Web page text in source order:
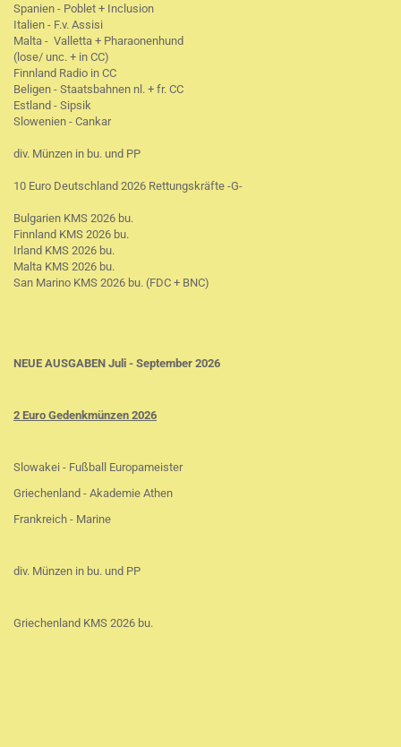
Spanien - Poblet + Inclusion
Italien - F.v. Assisi
Malta - Valletta + Pharaonenhund
(lose/ unc. + in CC)
Finnland Radio in CC
Beligen - Staatsbahnen nl. + fr. CC
Estland - Sipsik
Slowenien - Cankar
div. Münzen in bu. und PP
10 Euro Deutschland 2026 Rettungskräfte -G-
Bulgarien KMS 2026 bu.
Finnland KMS 2026 bu.
Irland KMS 2026 bu.
Malta KMS 2026 bu.
San Marino KMS 2026 bu. (FDC + BNC)
NEUE AUSGABEN Juli - September 2026
2 Euro Gedenkmünzen 2026
Slowakei - Fußball Europameister
Griechenland - Akademie Athen
Frankreich - Marine
div. Münzen in bu. und PP
Griechenland KMS 2026 bu.